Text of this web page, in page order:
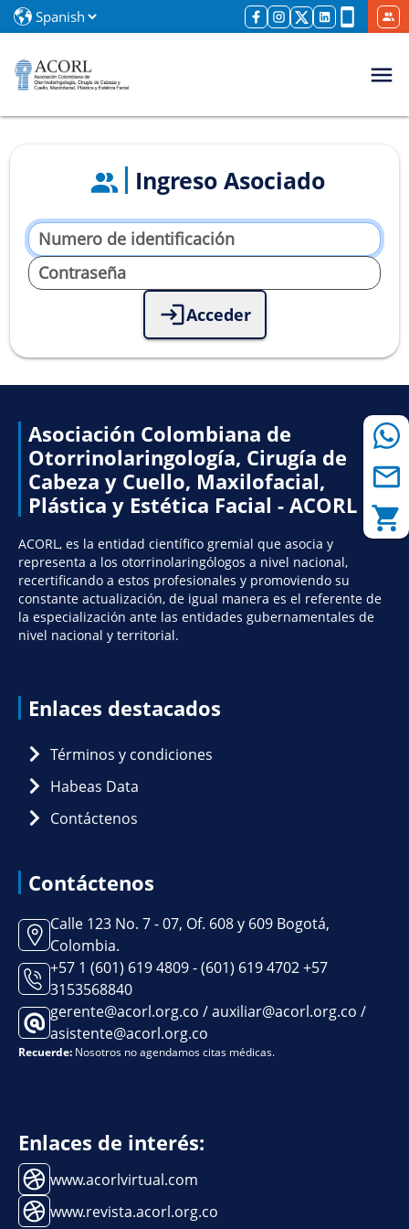
Ingreso Asociado
Acceder
Asociación Colombiana de
Otorrinolaringología, Cirugía de
Cabeza y Cuello, Maxilofacial,
Plástica y Estética Facial - ACORL
ACORL, es la entidad científico gremial que asocia y
representa a los otorrinolaringólogos a nivel nacional,
recertificando a estos profesionales y promoviendo su
constante actualización, de igual manera es el referente de
la especialización ante las entidades gubernamentales de
nivel nacional y territorial.
Enlaces destacados
Términos y condiciones
Habeas Data
Contáctenos
Contáctenos
Calle 123 No. 7 - 07, Of. 608 y 609 Bogotá,
Colombia.
+57 1 (601) 619 4809 - (601) 619 4702 +57
3153568840
gerente@acorl.org.co / auxiliar@acorl.org.co /
asistente@acorl.org.co
Recuerde: Nosotros no agendamos citas médicas.
Enlaces de interés:
www.acorlvirtual.com
www.revista.acorl.org.co